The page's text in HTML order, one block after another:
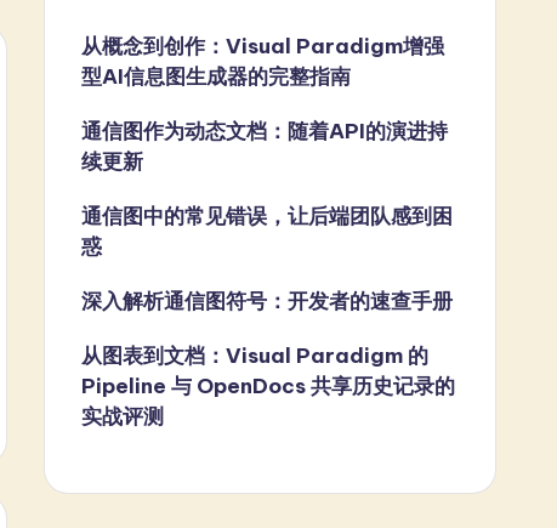
从概念到创作：Visual Paradigm增强
型AI信息图生成器的完整指南
通信图作为动态文档：随着API的演进持
续更新
通信图中的常见错误，让后端团队感到困
惑
深入解析通信图符号：开发者的速查手册
从图表到文档：Visual Paradigm 的
Pipeline 与 OpenDocs 共享历史记录的
实战评测